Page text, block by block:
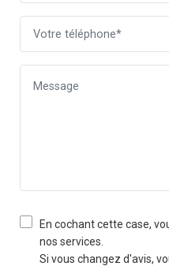
En cochant cette case,
nos services.
Si vous changez d'avis,